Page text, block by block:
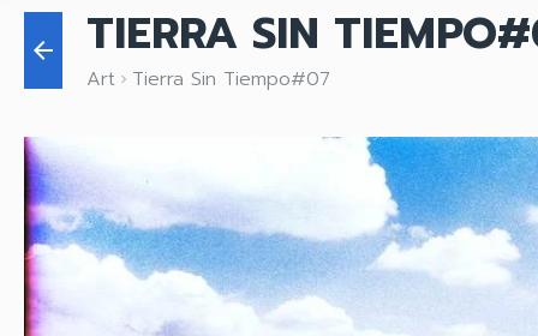
arrow_back TIERRA SIN
Art keyboard_arrow_right Tierra Sin Tiempo#07